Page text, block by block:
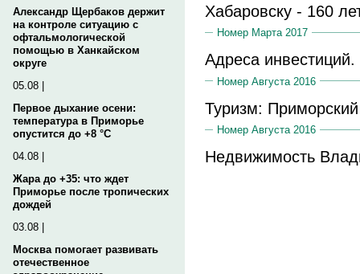
Александр Щербаков держит
на контроле ситуацию с
офтальмологической
помощью в Ханкайском
округе
05.08 |
Первое дыхание осени:
температура в Приморье
опустится до +8 °C
04.08 |
Жара до +35: что ждет
Приморье после тропических
дождей
03.08 |
Москва помогает развивать
отечественное
Хабаровску - 160
Номер Марта 2017
Адреса
Номер Августа 2016
Туризм:
Номер Августа 2016
Недвижимость